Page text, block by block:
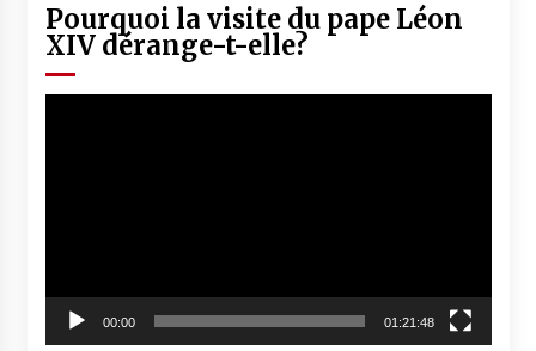
Pourquoi la visite du pape Léon
XIV dérange-t-elle?
00:00 01:21:48